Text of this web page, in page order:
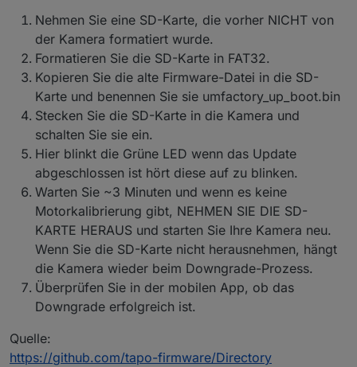
ein paar Lampen
P110 erhalten keinen aktuellen Statur zB.
aktuelle Watt.
Nur ein einziger P110 bekommt aktuelle Daten
gepollt!
Alle P110 (wie auch die P100) sind selbe
Hardwareversion und sind am gleichen
Firmwarestand
P110 HW Version 1.0; FW 1.2.3 Build 230425
Rel.142542
Der einzige P110 der "funktioniert" hat
zusätzlich zum Wert "current_power" in
Milliwatt auch den Wert "current", der die
aktuelle Wattleistung identisch zur Android
Smartphone App in Watt anzeigt.
Alle vier P110 haben die selben Einstellungen,
sind im selben Netz, RPi ist ebenso im selben
Netz, alle erhalten reservierte IP vom DHCP,
alle haben uneingeschränkten Zugang ins
Internet, alle zeigen im Smartphone App
korrekte Werte an und sind erreichbar /
Beide Hub H100 werden als P100 initialisiert?!
Es erscheint im Log laufend diese
Fehlermeldung:
probably your credentials are not valid. Please
make sure you set your TAPO Cloud
password
Nehmen Sie eine SD-Karte, die vorher NICHT von
der Kamera formatiert wurde.
Formatieren Sie die SD-Karte in FAT32.
Kopieren Sie die alte Firmware-Datei in die SD-
Karte und benennen Sie sie umfactory_up_boot.bin
Stecken Sie die SD-Karte in die Kamera und
schalten Sie sie ein.
Hier blinkt die Grüne LED wenn das Update
abgeschlossen ist hört diese auf zu blinken.
Warten Sie ~3 Minuten und wenn es keine
Motorkalibrierung gibt, NEHMEN SIE DIE SD-
KARTE HERAUS und starten Sie Ihre Kamera neu.
Wenn Sie die SD-Karte nicht herausnehmen, hängt
die Kamera wieder beim Downgrade-Prozess.
Überprüfen Sie in der mobilen App, ob das
Downgrade erfolgreich ist.
Quelle:
https://github.com/tapo-firmware/Directory